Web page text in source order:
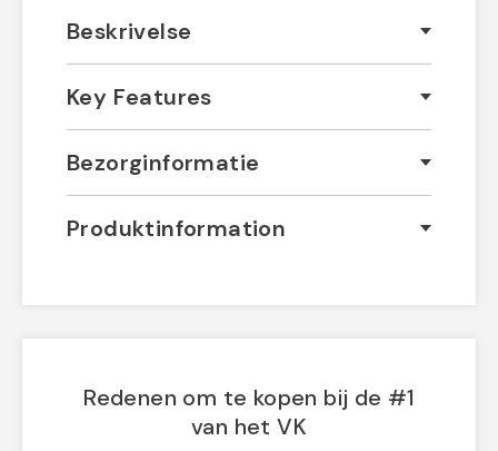
Beskrivelse
Key Features
Bezorginformatie
Produktinformation
Redenen om te kopen bij de #1
van het VK